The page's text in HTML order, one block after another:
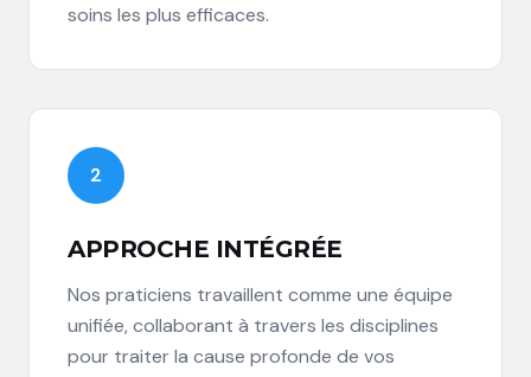
soins les plus efficaces.
2
APPROCHE INTÉGRÉE
Nos praticiens travaillent comme une équipe
unifiée, collaborant à travers les disciplines
pour traiter la cause profonde de vos